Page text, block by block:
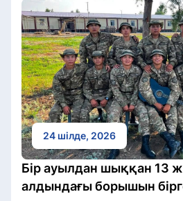
24 шілде, 2026
Бір ауылдан шыққан 13
алдындағы борышын